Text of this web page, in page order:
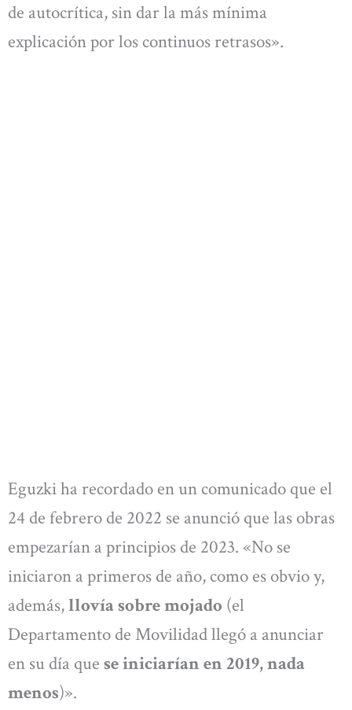
de autocrítica, sin dar la más mínima
explicación por los continuos retrasos».
Eguzki ha recordado en un comunicado que el
24 de febrero de 2022 se anunció que las obras
empezarían a principios de 2023. «No se
iniciaron a primeros de año, como es obvio y,
además,llovía sobre mojado (el
Departamento de Movilidad llegó a anunciar
en su día que se iniciarían en 2019, nada
menos)».